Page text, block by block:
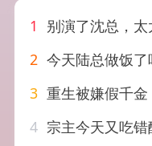
1
别演了沈总，太太今天就要跟你
2 今天陆总做饭
3 重生被嫌假千金，我亲娘是
4 宗主今天又吃